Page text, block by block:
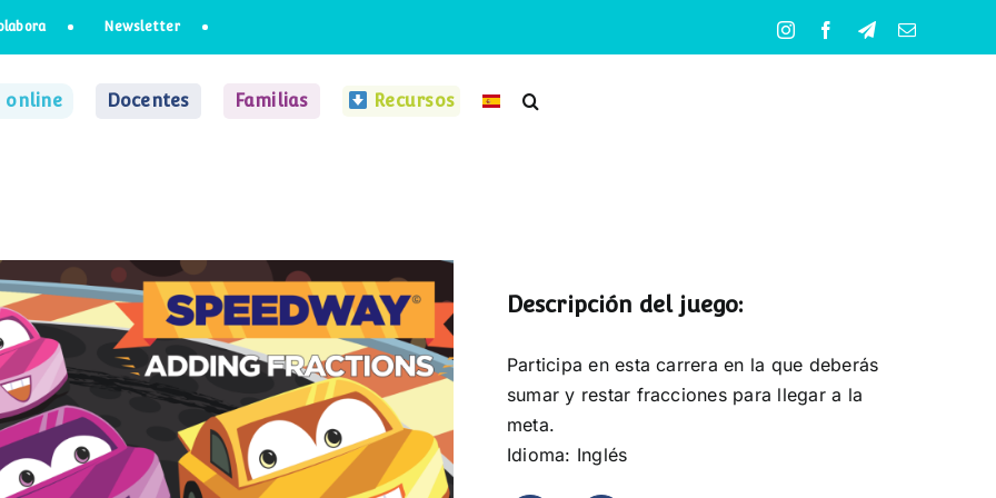
Newsletter InstagramFacebookTelegramCorreo
online Docentes Familias Recursos
Descripción del juego:
Participa en esta carrera en la que deberás
sumar y restar fracciones para llegar a la
meta.
Idioma: Inglés